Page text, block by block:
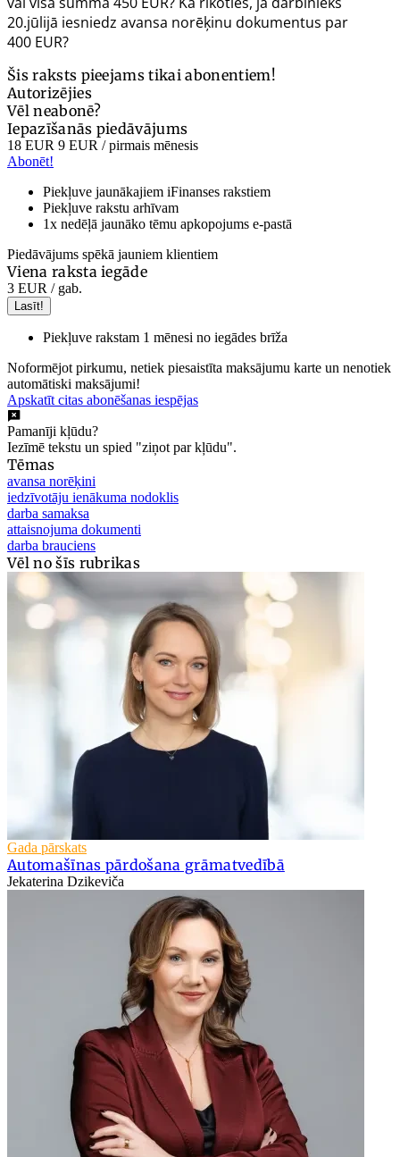
20.jūlijā iesniedz avansa norēķinu dokumentus par
400 EUR?
Šis raksts pieejams tikai abonentiem!
Autorizējies
Vēl neabonē?
Iepazīšanās piedāvājums
18 EUR 9 EUR / pirmais mēnesis
Abonēt!
Piekļuve jaunākajiem iFinanses rakstiem
Piekļuve rakstu arhīvam
1x nedēļā jaunāko tēmu apkopojums e-pastā
Piedāvājums spēkā jauniem klientiem
Viena raksta iegāde
3 EUR / gab.
Lasīt!
Piekļuve rakstam 1 mēnesi no iegādes brīža
Noformējot pirkumu, netiek piesaistīta maksājumu karte un nenotiek
automātiski maksājumi!
Apskatīt citas abonēšanas iespējas
Pamanīji kļūdu?
Iezīmē tekstu un spied "ziņot par kļūdu".
Tēmas
avansa norēķini
iedzīvotāju ienākuma nodoklis
darba samaksa
attaisnojuma dokumenti
darba brauciens
Vēl no šīs rubrikas
Gada pārskats
Automašīnas pārdošana grāmatvedībā
Jekaterina Dzikeviča